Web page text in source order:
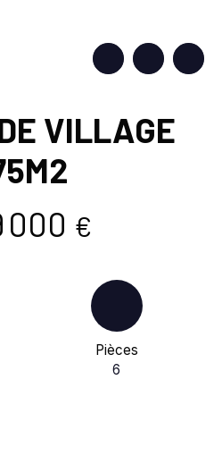
VILLAGE
000 €
Pièces
6